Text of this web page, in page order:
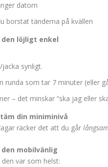
datorn
borstat tänderna på kvällen
den löjligt enkel
jacka synligt.
runda som tar 7 minuter (eller
– det minskar “ska jag eller
din miniminivå
räcker det att du går
den mobilvänlig
var som helst: